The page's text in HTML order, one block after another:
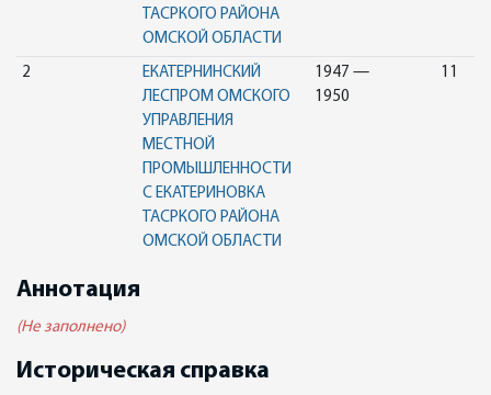
ТАСРКОГО РАЙОНА
ОМСКОЙ ОБЛАСТИ
2
ЕКАТЕРНИНСКИЙ
ЛЕСПРОМ ОМСКОГО
УПРАВЛЕНИЯ
МЕСТНОЙ
ПРОМЫШЛЕННОСТИ
С ЕКАТЕРИНОВКА
ТАСРКОГО РАЙОНА
ОМСКОЙ ОБЛАСТИ
1947 —
1950
11
Аннотация
(Не заполнено)
Историческая справка